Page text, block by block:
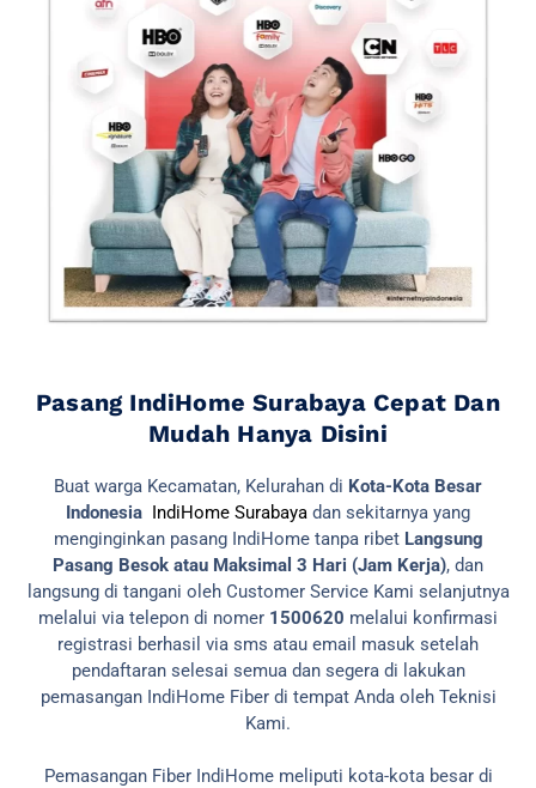
Pasang IndiHome Surabaya Cepat Dan
Mudah Hanya Disini
Buat warga Kecamatan, Kelurahan di Kota-Kota Besar
Indonesia IndiHome Surabaya dan sekitarnya yang
menginginkan pasang IndiHome tanpa ribet Langsung
Pasang Besok atau Maksimal 3 Hari (Jam Kerja), dan
langsung di tangani oleh Customer Service Kami selanjutnya
melalui via telepon di nomer 1500620 melalui konfirmasi
registrasi berhasil via sms atau email masuk setelah
pendaftaran selesai semua dan segera di lakukan
pemasangan IndiHome Fiber di tempat Anda oleh Teknisi
Kami.
Pemasangan Fiber IndiHome meliputi kota-kota besar di